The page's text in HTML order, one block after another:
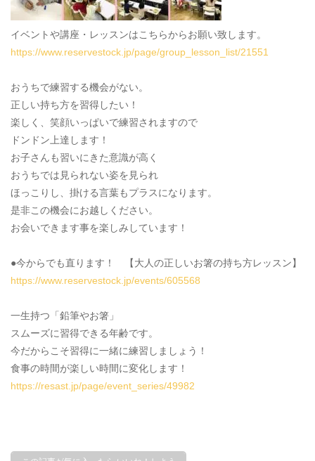
イベントや講座・レッスンはこちらからお願い致します。
https://www.reservestock.jp/page/group_lesson_list/21551
おうちで練習する機会がない。
正しい持ち方を習得したい！
楽しく、笑顔いっぱいで練習されますので
ドンドン上達します！
お子さんも習いにきた意識が高く
おうちでは見られない姿を見られ
ほっこりし、掛ける言葉もプラスになります。
是非この機会にお越しください。
お会いできます事を楽しみしています！
●今からでも直ります！ 【大人の正しいお箸の持ち方レッスン】
https://www.reservestock.jp/events/605568
一生持つ「鉛筆やお箸」
スムーズに習得できる年齢です。
今だからこそ習得に一緒に練習しましょう！
食事の時間が楽しい時間に変化します！
https://resast.jp/page/event_series/49982